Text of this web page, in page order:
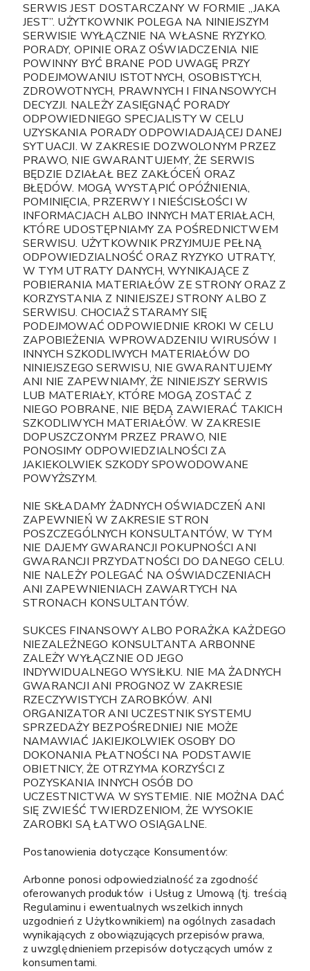
SERWIS JEST DOSTARCZANY W FORMIE „JAKA
JEST”. UŻYTKOWNIK POLEGA NA NINIEJSZYM
SERWISIE WYŁĄCZNIE NA WŁASNE RYZYKO.
PORADY, OPINIE ORAZ OŚWIADCZENIA NIE
POWINNY BYĆ BRANE POD UWAGĘ PRZY
PODEJMOWANIU ISTOTNYCH, OSOBISTYCH,
ZDROWOTNYCH, PRAWNYCH I FINANSOWYCH
DECYZJI. NALEŻY ZASIĘGNĄĆ PORADY
ODPOWIEDNIEGO SPECJALISTY W CELU
UZYSKANIA PORADY ODPOWIADAJĄCEJ DANEJ
SYTUACJI. W ZAKRESIE DOZWOLONYM PRZEZ
PRAWO, NIE GWARANTUJEMY, ŻE SERWIS
BĘDZIE DZIAŁAŁ BEZ ZAKŁÓCEŃ ORAZ
BŁĘDÓW. MOGĄ WYSTĄPIĆ OPÓŹNIENIA,
POMINIĘCIA, PRZERWY I NIEŚCISŁOŚCI W
INFORMACJACH ALBO INNYCH MATERIAŁACH,
KTÓRE UDOSTĘPNIAMY ZA POŚREDNICTWEM
SERWISU. UŻYTKOWNIK PRZYJMUJE PEŁNĄ
ODPOWIEDZIALNOŚĆ ORAZ RYZYKO UTRATY,
W TYM UTRATY DANYCH, WYNIKAJĄCE Z
POBIERANIA MATERIAŁÓW ZE STRONY ORAZ Z
KORZYSTANIA Z NINIEJSZEJ STRONY ALBO Z
SERWISU. CHOCIAŻ STARAMY SIĘ
PODEJMOWAĆ ODPOWIEDNIE KROKI W CELU
ZAPOBIEŻENIA WPROWADZENIU WIRUSÓW I
INNYCH SZKODLIWYCH MATERIAŁÓW DO
NINIEJSZEGO SERWISU, NIE GWARANTUJEMY
ANI NIE ZAPEWNIAMY, ŻE NINIEJSZY SERWIS
LUB MATERIAŁY, KTÓRE MOGĄ ZOSTAĆ Z
NIEGO POBRANE, NIE BĘDĄ ZAWIERAĆ TAKICH
SZKODLIWYCH MATERIAŁÓW. W ZAKRESIE
DOPUSZCZONYM PRZEZ PRAWO, NIE
PONOSIMY ODPOWIEDZIALNOŚCI ZA
JAKIEKOLWIEK SZKODY SPOWODOWANE
POWYŻSZYM.
NIE SKŁADAMY ŻADNYCH OŚWIADCZEŃ ANI
ZAPEWNIEŃ W ZAKRESIE STRON
POSZCZEGÓLNYCH KONSULTANTÓW, W TYM
NIE DAJEMY GWARANCJI POKUPNOŚCI ANI
GWARANCJI PRZYDATNOŚCI DO DANEGO CELU.
NIE NALEŻY POLEGAĆ NA OŚWIADCZENIACH
ANI ZAPEWNIENIACH ZAWARTYCH NA
STRONACH KONSULTANTÓW.
SUKCES FINANSOWY ALBO PORAŻKA KAŻDEGO
NIEZALEŻNEGO KONSULTANTA ARBONNE
ZALEŻY WYŁĄCZNIE OD JEGO
INDYWIDUALNEGO WYSIŁKU. NIE MA ŻADNYCH
GWARANCJI ANI PROGNOZ W ZAKRESIE
RZECZYWISTYCH ZAROBKÓW. ANI
ORGANIZATOR ANI UCZESTNIK SYSTEMU
SPRZEDAŻY BEZPOŚREDNIEJ NIE MOŻE
NAMAWIAĆ JAKIEJKOLWIEK OSOBY DO
DOKONANIA PŁATNOŚCI NA PODSTAWIE
OBIETNICY, ŻE OTRZYMA KORZYŚCI Z
POZYSKANIA INNYCH OSÓB DO
UCZESTNICTWA W SYSTEMIE. NIE MOŻNA DAĆ
SIĘ ZWIEŚĆ TWIERDZENIOM, ŻE WYSOKIE
ZAROBKI SĄ ŁATWO OSIĄGALNE.
Postanowienia dotyczące Konsumentów:
Arbonne ponosi odpowiedzialność za zgodność
oferowanych produktów i Usług z Umową (tj. treścią
Regulaminu i ewentualnych wszelkich innych
uzgodnień z Użytkownikiem) na ogólnych zasadach
wynikających z obowiązujących przepisów prawa,
z uwzględnieniem przepisów dotyczących umów z
konsumentami.